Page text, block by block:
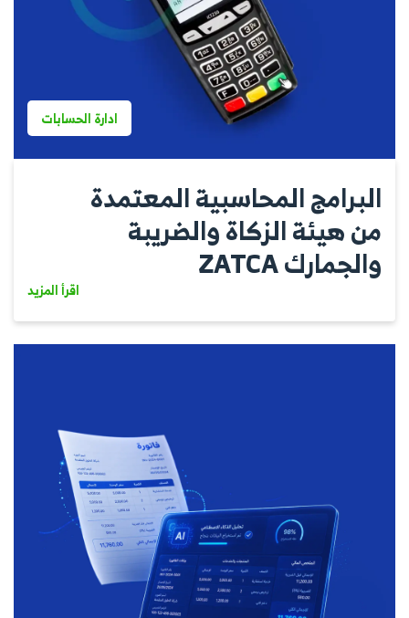
ادارة الحسابات
البرامج المحاسبية المعتمدة
من هيئة الزكاة والضريبة
والجمارك ZATCA
اقرأ المزيد